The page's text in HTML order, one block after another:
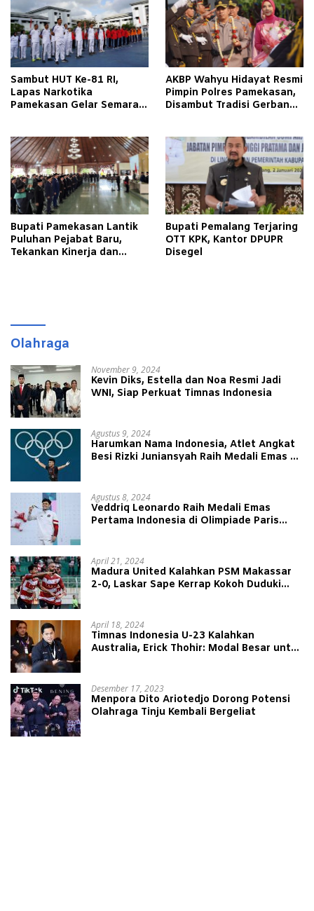
Sambut HUT Ke-81 RI,
Lapas Narkotika
Pamekasan Gelar Semarak
AKBP Wahyu Hidayat Resmi
Pimpin Polres Pamekasan,
Disambut Tradisi Gerbang
Bupati Pamekasan Lantik
Puluhan Pejabat Baru,
Tekankan Kinerja dan
Bupati Pemalang Terjaring
OTT KPK, Kantor DPUPR
Disegel
Olahraga
November 9, 2024
Kevin Diks, Estella dan Noa Resmi Jadi
WNI, Siap Perkuat Timnas Indonesia
Agustus 9, 2024
Harumkan Nama Indonesia, Atlet Angkat
Besi Rizki Juniansyah Raih Medali Emas di
Agustus 8, 2024
Veddriq Leonardo Raih Medali Emas
Pertama Indonesia di Olimpiade Paris
April 21, 2024
Madura United Kalahkan PSM Makassar
2-0, Laskar Sape Kerrap Kokoh Duduki
April 18, 2024
Timnas Indonesia U-23 Kalahkan
Australia, Erick Thohir: Modal Besar untuk
Desember 17, 2023
Menpora Dito Ariotedjo Dorong Potensi
Olahraga Tinju Kembali Bergeliat